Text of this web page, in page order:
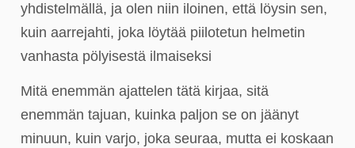
yhdistelmällä, ja olen niin iloinen, että löysin sen,
kuin aarrejahti, joka löytää piilotetun helmetin
vanhasta pölyisestä ilmaiseksi
Mitä enemmän ajattelen tätä kirjaa, sitä
enemmän tajuan, kuinka paljon se on jäänyt
minuun, kuin varjo, joka seuraa, mutta ei koskaan